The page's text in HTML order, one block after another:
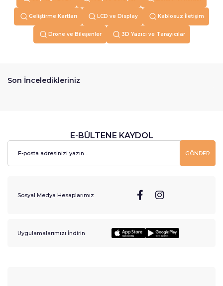
Geliştirme Kartları LCD ve Display Kablosuz İletişim
Drone ve Bileşenler 3D Yazıcı ve Tarayıcılar
Son İnceledikleriniz
E-BÜLTENE KAYDOL
GÖNDER
Sosyal Medya Hesaplarımız
Uygulamalarımızı İndirin